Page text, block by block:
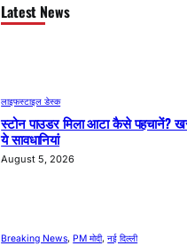
Latest News
लाइफस्टाइल डेस्क
स्टोन पाउडर मिला आटा कैसे पहचानें?
ये सावधानियां
August 5, 2026
Breaking News, PM मोदी, नई दिल्ली